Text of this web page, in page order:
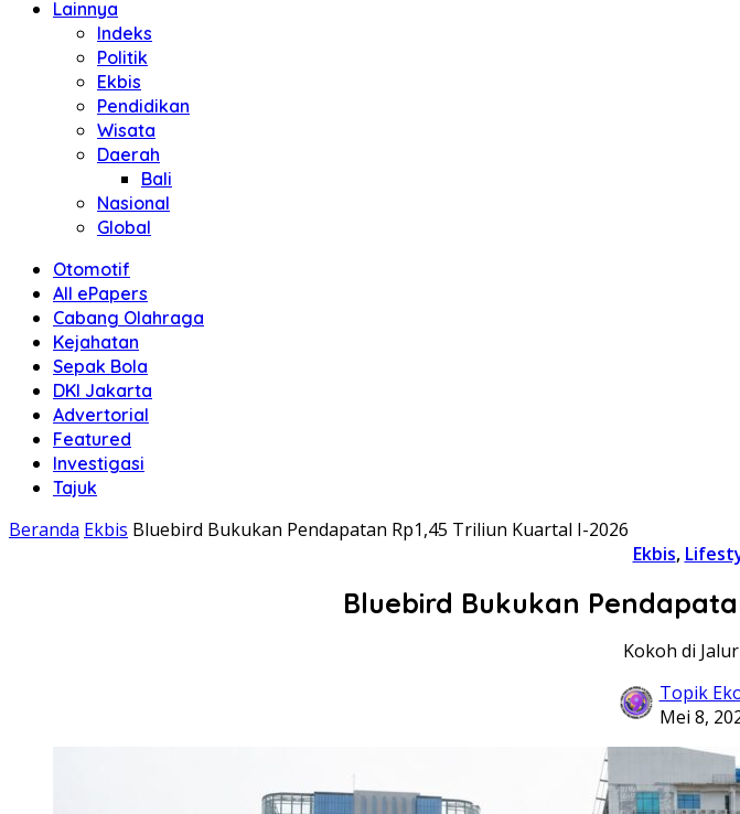
Lainnya
Indeks
Politik
Ekbis
Pendidikan
Wisata
Daerah
Bali
Nasional
Global
Otomotif
All ePapers
Cabang Olahraga
Kejahatan
Sepak Bola
DKI Jakarta
Advertorial
Featured
Investigasi
Tajuk
Beranda Ekbis Bluebird Bukukan Pendapatan Rp1,45 Triliun Kuartal I-2026
Ekbis,
Bluebird Bukukan
Kokoh di
Topik
Mei 8,